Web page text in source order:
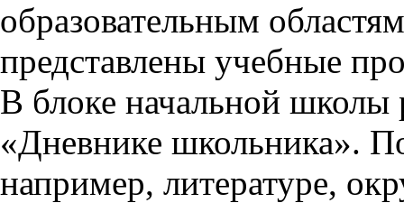
образовательным
представлены учебные
В блоке начальной школы
«Дневнике школьника».
например, литературе,